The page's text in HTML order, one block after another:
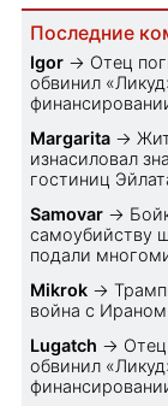
Последние
Igor → Отец
обвинил
Margarita →
изнасиловал
гостиниц
Samovar →
самоубийству
подали
Mikrok →
война с Ираном
Lugatch →
обвинил